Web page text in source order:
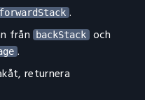
forwardStack .
från backStack
och
.
returnera